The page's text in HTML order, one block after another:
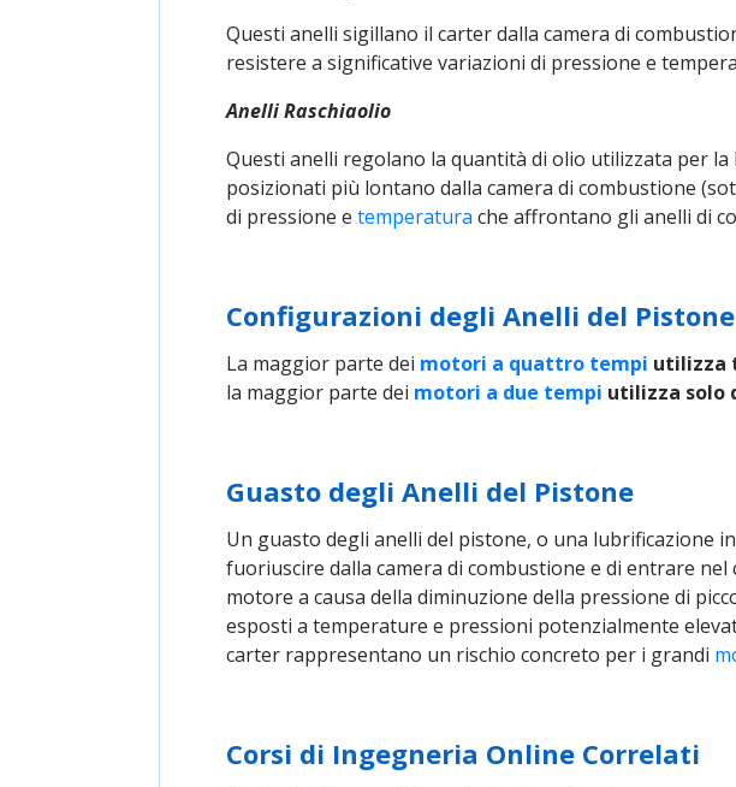
Questi anelli sigillano il carter dalla camera di
resistere a significative variazioni di pressione e
Anelli Raschiaolio
Questi anelli regolano la quantità di olio utilizzata per
posizionati più lontano dalla camera di combustione
di pressione e temperatura che affrontano gli anelli di
Configurazioni degli Anelli del
La maggior parte dei motori a quattro tempi utilizza
la maggior parte dei motori a due tempi utilizza solo
Guasto degli Anelli del Pistone
Un guasto degli anelli del pistone, o una lubrificazione
fuoriuscire dalla camera di combustione e di entrare
motore a causa della diminuzione della pressione di
esposti a temperature e pressioni potenzialmente
carter rappresentano un rischio concreto per i grandi
Corsi di Ingegneria Online Correlati